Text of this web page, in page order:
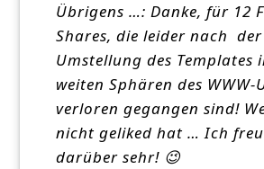
Übrigens …: Danke, für 12
Shares, die leider nach der
Umstellung des Templates
weiten Sphären des WWW-
verloren gegangen sind!
nicht geliked hat … Ich
darüber sehr! 😉